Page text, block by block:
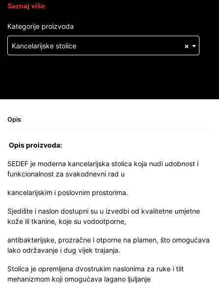
Saznaj više
Kategorije proizvoda
×
Kancelarijske stolice
Opis
Opis proizvoda:
SEDEF je moderna kancelarijska stolica koja nudi udobnost i
funkcionalnost za svakodnevni rad u
kancelarijskim i poslovnim prostorima.
Sjedište i naslon dostupni su u izvedbi od kvalitetne umjetne
kože ili tkanine, koje su vodootporne,
antibakterijske, prozračne i otporne na plamen, što omogućava
lako održavanje i dug vijek trajanja.
Stolica je opremljena dvostrukim naslonima za ruke i tilt
mehanizmom koji omogućava lagano ljuljanje